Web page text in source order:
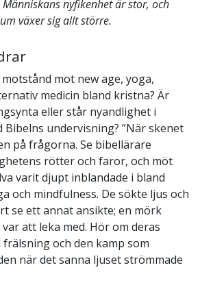
nyfikenhet är stor, och
växer sig allt större.
mot new age, yoga,
medicin bland kristna? Är
eller står nyandlighet i
undervisning? ”När skenet
på frågorna. Se bibellärare
rötter och faror, och möt
varit djupt inblandade i bland
och mindfulness. De sökte ljus och
se ett annat ansikte; en mörk
att leka med. Hör om deras
och den kamp som
när det sanna ljuset strömmade